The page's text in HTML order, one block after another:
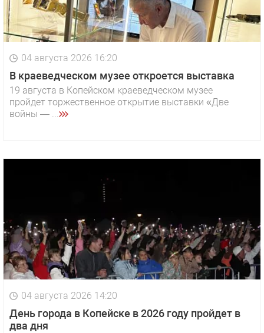
04 августа 2026 16:20
В краеведческом музее откроется выставка
19 августа в Копейском краеведческом музее
пройдет торжественное открытие выставки «Две
войны — ...
04 августа 2026 14:20
День города в Копейске в 2026 году пройдет в
два дня